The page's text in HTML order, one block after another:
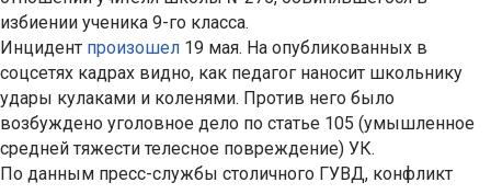
избиении ученика 9-го класса.
Инцидент произошел 19 мая. На опубликованных в
соцсетях кадрах видно, как педагог наносит школьнику
удары кулаками и коленями. Против него было
возбуждено уголовное дело по статье 105 (умышленное
средней тяжести телесное повреждение) УК.
По данным пресс-службы столичного ГУВД, конфликт